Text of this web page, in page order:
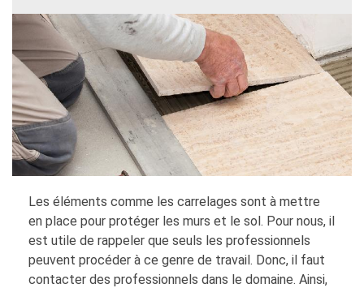
Les éléments comme les carrelages sont à mettre
en place pour protéger les murs et le sol. Pour nous, il
est utile de rappeler que seuls les professionnels
peuvent procéder à ce genre de travail. Donc, il faut
contacter des professionnels dans le domaine. Ainsi,